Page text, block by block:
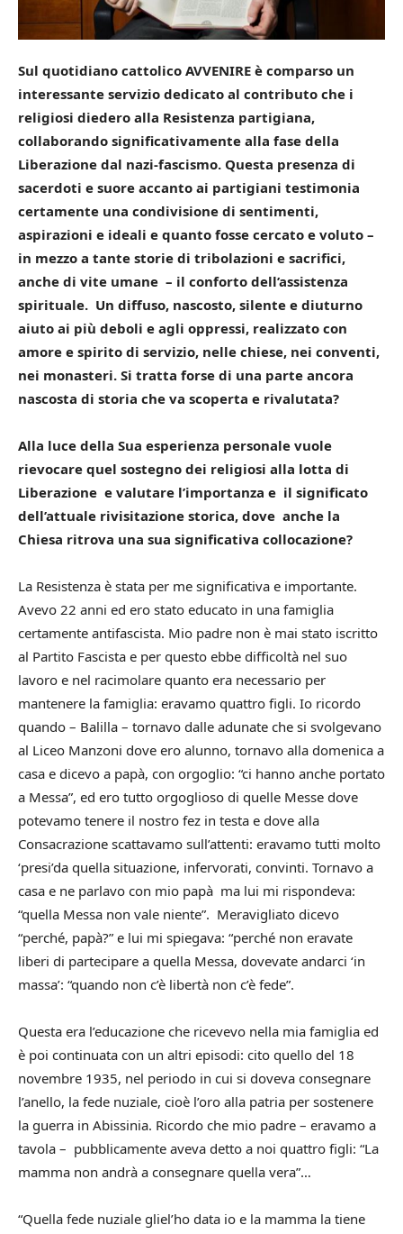
Sul quotidiano cattolico AVVENIRE è comparso un
interessante servizio dedicato al contributo che i
religiosi diedero alla Resistenza partigiana,
collaborando significativamente alla fase della
Liberazione dal nazi-fascismo. Questa presenza di
sacerdoti e suore accanto ai partigiani testimonia
certamente una condivisione di sentimenti,
aspirazioni e ideali e quanto fosse cercato e voluto –
in mezzo a tante storie di tribolazioni e sacrifici,
anche di vite umane – il conforto dell’assistenza
spirituale. Un diffuso, nascosto, silente e diuturno
aiuto ai più deboli e agli oppressi, realizzato con
amore e spirito di servizio, nelle chiese, nei conventi,
nei monasteri. Si tratta forse di una parte ancora
nascosta di storia che va scoperta e rivalutata?
Alla luce della Sua esperienza personale vuole
rievocare quel sostegno dei religiosi alla lotta di
Liberazione e valutare l’importanza e il significato
dell’attuale rivisitazione storica, dove anche la
Chiesa ritrova una sua significativa collocazione?
La Resistenza è stata per me significativa e importante.
Avevo 22 anni ed ero stato educato in una famiglia
certamente antifascista. Mio padre non è mai stato iscritto
al Partito Fascista e per questo ebbe difficoltà nel suo
lavoro e nel racimolare quanto era necessario per
mantenere la famiglia: eravamo quattro figli. Io ricordo
quando – Balilla – tornavo dalle adunate che si svolgevano
al Liceo Manzoni dove ero alunno, tornavo alla domenica a
casa e dicevo a papà, con orgoglio: “ci hanno anche portato
a Messa”, ed ero tutto orgoglioso di quelle Messe dove
potevamo tenere il nostro fez in testa e dove alla
Consacrazione scattavamo sull’attenti: eravamo tutti molto
‘presi’da quella situazione, infervorati, convinti. Tornavo a
casa e ne parlavo con mio papà ma lui mi rispondeva:
“quella Messa non vale niente”. Meravigliato dicevo
“perché, papà?” e lui mi spiegava: “perché non eravate
liberi di partecipare a quella Messa, dovevate andarci ‘in
massa’: “quando non c’è libertà non c’è fede”.
Questa era l’educazione che ricevevo nella mia famiglia ed
è poi continuata con un altri episodi: cito quello del 18
novembre 1935, nel periodo in cui si doveva consegnare
l’anello, la fede nuziale, cioè l’oro alla patria per sostenere
la guerra in Abissinia. Ricordo che mio padre – eravamo a
tavola – pubblicamente aveva detto a noi quattro figli: “La
mamma non andrà a consegnare quella vera”…
“Quella fede nuziale gliel’ho data io e la mamma la tiene